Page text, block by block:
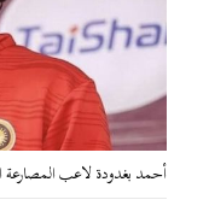
أحمد بغدودة لاعب المصارعة